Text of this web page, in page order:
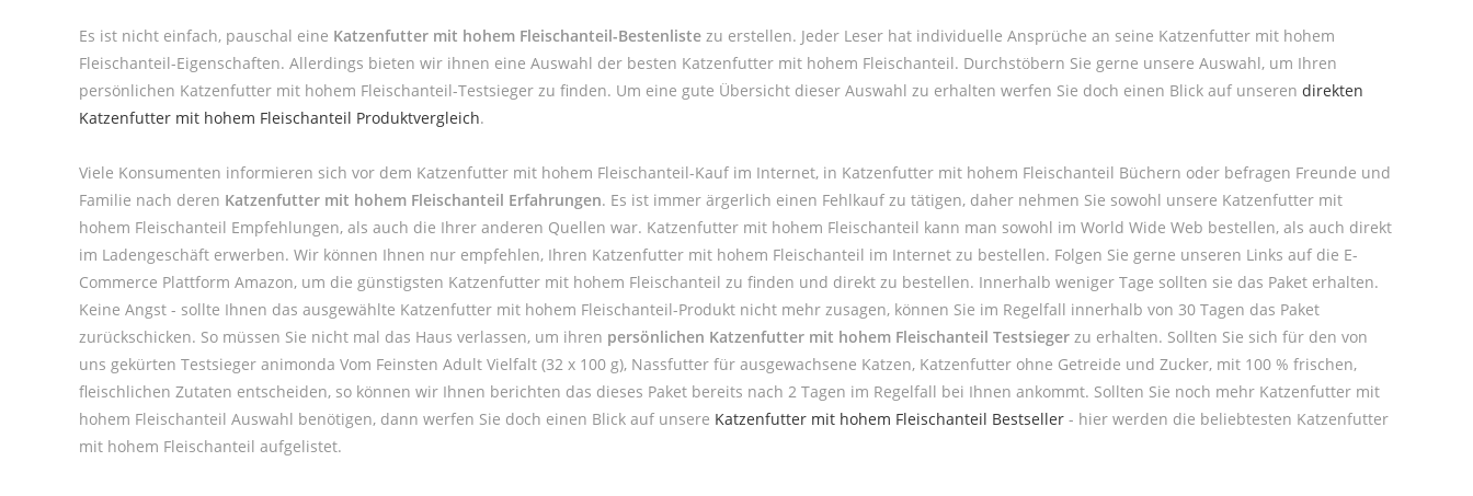
Es ist nicht einfach, pauschal eine Katzenfutter mit hohem Fleischanteil-Bestenliste zu erstellen. Jeder Leser hat individuelle Ansprüche an seine Katzenfutter mit hohem
Fleischanteil-Eigenschaften. Allerdings bieten wir ihnen eine Auswahl der besten Katzenfutter mit hohem Fleischanteil. Durchstöbern Sie gerne unsere Auswahl, um Ihren
persönlichen Katzenfutter mit hohem Fleischanteil-Testsieger zu finden. Um eine gute Übersicht dieser Auswahl zu erhalten werfen Sie doch einen Blick auf unseren direkten
Katzenfutter mit hohem Fleischanteil Produktvergleich.
Viele Konsumenten informieren sich vor dem Katzenfutter mit hohem Fleischanteil-Kauf im Internet, in Katzenfutter mit hohem Fleischanteil Büchern oder befragen Freunde und
Familie nach deren Katzenfutter mit hohem Fleischanteil Erfahrungen. Es ist immer ärgerlich einen Fehlkauf zu tätigen, daher nehmen Sie sowohl unsere Katzenfutter mit
hohem Fleischanteil Empfehlungen, als auch die Ihrer anderen Quellen war. Katzenfutter mit hohem Fleischanteil kann man sowohl im World Wide Web bestellen, als auch direkt
im Ladengeschäft erwerben. Wir können Ihnen nur empfehlen, Ihren Katzenfutter mit hohem Fleischanteil im Internet zu bestellen. Folgen Sie gerne unseren Links auf die E-
Commerce Plattform Amazon, um die günstigsten Katzenfutter mit hohem Fleischanteil zu finden und direkt zu bestellen. Innerhalb weniger Tage sollten sie das Paket erhalten.
Keine Angst - sollte Ihnen das ausgewählte Katzenfutter mit hohem Fleischanteil-Produkt nicht mehr zusagen, können Sie im Regelfall innerhalb von 30 Tagen das Paket
zurückschicken. So müssen Sie nicht mal das Haus verlassen, um ihren persönlichen Katzenfutter mit hohem Fleischanteil Testsieger zu erhalten. Sollten Sie sich für den von
uns gekürten Testsieger animonda Vom Feinsten Adult Vielfalt (32 x 100 g), Nassfutter für ausgewachsene Katzen, Katzenfutter ohne Getreide und Zucker, mit 100 % frischen,
fleischlichen Zutaten entscheiden, so können wir Ihnen berichten das dieses Paket bereits nach 2 Tagen im Regelfall bei Ihnen ankommt. Sollten Sie noch mehr Katzenfutter mit
hohem Fleischanteil Auswahl benötigen, dann werfen Sie doch einen Blick auf unsere Katzenfutter mit hohem Fleischanteil Bestseller - hier werden die beliebtesten Katzenfutter
mit hohem Fleischanteil aufgelistet.